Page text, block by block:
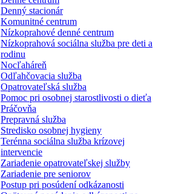
Denný stacionár
Komunitné centrum
Nízkoprahové denné centrum
Nízkoprahová sociálna služba pre deti a
rodinu
Nocľaháreň
Odľahčovacia služba
Opatrovateľská služba
Pomoc pri osobnej starostlivosti o dieťa
Práčovňa
Prepravná služba
Stredisko osobnej hygieny
Terénna sociálna služba krízovej
intervencie
Zariadenie opatrovateľskej služby
Zariadenie pre seniorov
Postup pri posúdení odkázanosti